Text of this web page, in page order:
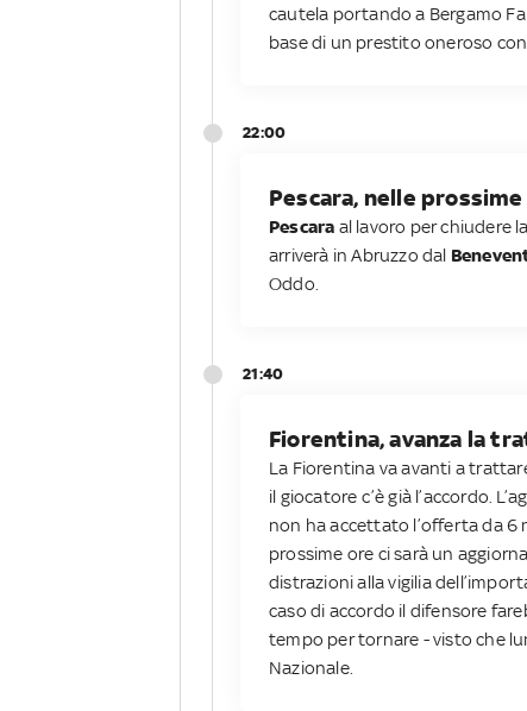
cautela portando a Bergamo
base di un prestito oneroso
22:00
Pescara, nelle
Pescara al lavoro per chiudere
arriverà in Abruzzo dal
Oddo.
21:40
Fiorentina, avanza la
La Fiorentina va avanti a
il giocatore c’è già l’accordo.
non ha accettato l’offerta da 6
prossime ore ci sarà un
distrazioni alla vigilia
caso di accordo il difensore
tempo per tornare - visto che
Nazionale.